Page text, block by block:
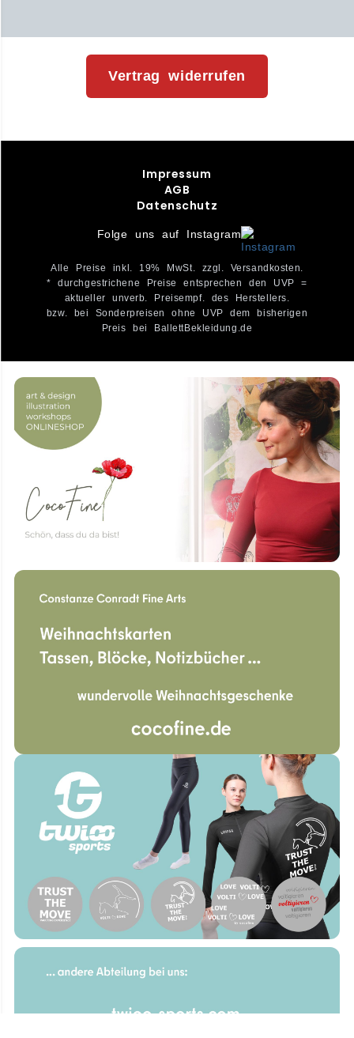
Vertrag widerrufen
Impressum
AGB
Datenschutz
Folge uns auf Instagram
Alle Preise inkl. 19% MwSt. zzgl. Versandkosten.
* durchgestrichene Preise entsprechen den UVP =
aktueller unverb. Preisempf. des Herstellers.
bzw. bei Sonderpreisen ohne UVP dem bisherigen
Preis bei BallettBekleidung.de